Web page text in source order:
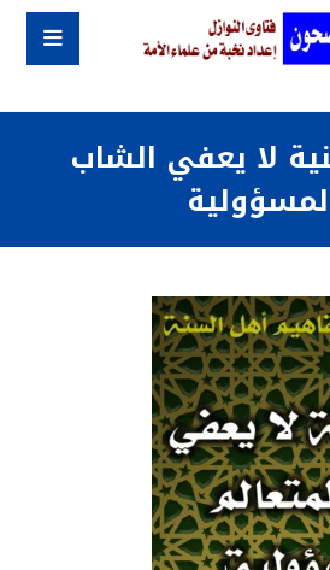
لا يعفي الشاب